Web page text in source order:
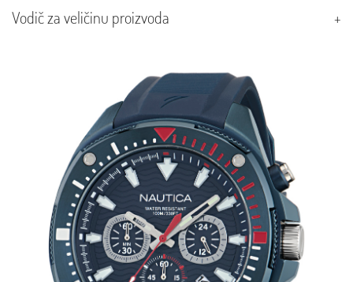
Vodič za veličinu proizvoda